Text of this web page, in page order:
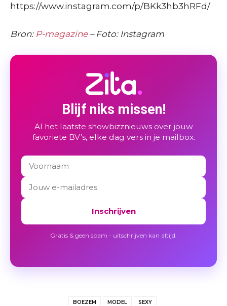
https://www.instagram.com/p/BKk3hb3hRFd/
Bron: P-magazine– Foto: Instagram
Blijf niks missen!
Al het laatste showbizznieuws over jouw
favoriete BV’s, elke dag vers in je mailbox.
Inschrijven
Gratis & geen spam - uitschrijven kan altijd.
BOEZEM MODEL SEXY